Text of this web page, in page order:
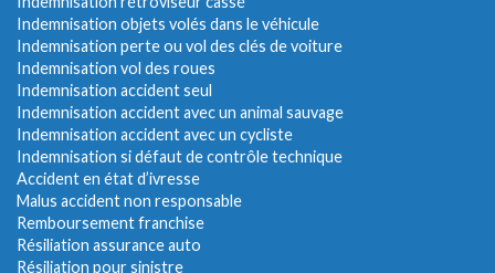
Indemnisation objets volés dans le véhicule
Indemnisation perte ou vol des clés de voiture
Indemnisation vol des roues
Indemnisation accident seul
Indemnisation accident avec un animal sauvage
Indemnisation accident avec un cycliste
Indemnisation si défaut de contrôle technique
Accident en état d’ivresse
Malus accident non responsable
Remboursement franchise
Résiliation assurance auto
Résiliation pour sinistre